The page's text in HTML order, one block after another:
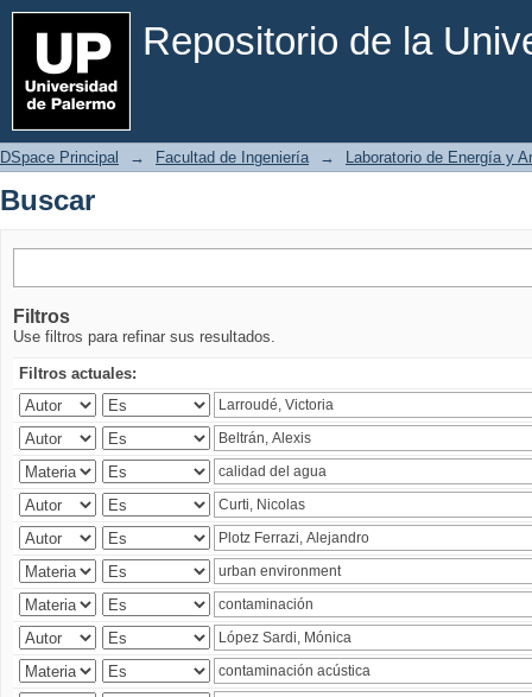
Repositorio de la
Buscar
DSpace Principal → Facultad de Ingeniería → Laboratorio de Energía y
Buscar
Filtros
Use filtros para refinar sus resultados.
Filtros actuales: